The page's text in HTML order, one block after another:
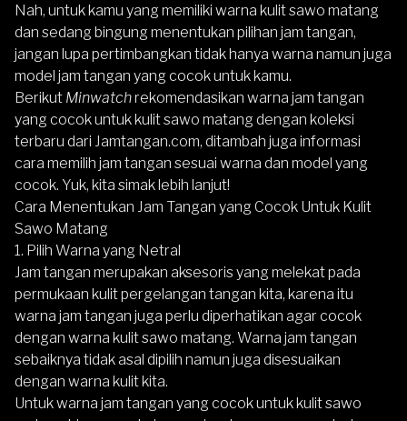
Nah, untuk kamu yang memiliki warna kulit sawo matang
dan sedang bingung menentukan pilihan jam tangan,
jangan lupa pertimbangkan tidak hanya warna namun juga
model jam tangan yang cocok untuk kamu.
Berikut Minwatchrekomendasikan warna jam tangan
yang cocok untuk kulit sawo matang dengan koleksi
terbaru dari Jamtangan.com, ditambah juga informasi
cara memilih jam tangan sesuai warna dan model yang
cocok. Yuk, kita simak lebih lanjut!
Cara Menentukan Jam Tangan yang Cocok Untuk Kulit
Sawo Matang
1. Pilih Warna yang Netral
Jam tangan merupakan aksesoris yang melekat pada
permukaan kulit pergelangan tangan kita, karena itu
warna jam tangan juga perlu diperhatikan agar cocok
dengan warna kulit sawo matang. Warna jam tangan
sebaiknya tidak asal dipilih namun juga disesuaikan
dengan warna kulit kita.
Untuk warna jam tangan yang cocok untuk kulit sawo